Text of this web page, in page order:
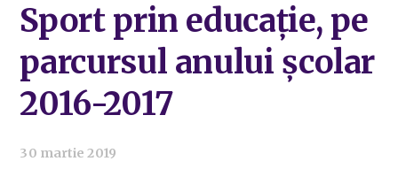
Sport prin educație, pe
parcursul anului școlar
2016-2017
30 martie 2019